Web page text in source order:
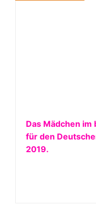
Das Mädchen
für den
2019.